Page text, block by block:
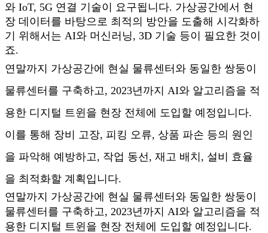
와 IoT, 5G 연결 기술이 요구됩니다. 가상공간에서 현
장 데이터를 바탕으로 최적의 방안을 도출해 시각화하
기 위해서는 AI와 머신러닝, 3D 기술 등이 필요한 것이
죠.
연말까지 가상공간에 현실 물류센터와 동일한 쌍둥이
물류센터를 구축하고, 2023년까지 AI와 알고리즘을 적
용한 디지털 트윈을 현장 전체에 도입할 예정입니다.
이를 통해 장비 고장, 피킹 오류, 상품 파손 등의 원인
을 파악해 예방하고, 작업 동선, 재고 배치, 설비 효율
을 최적화할 계획입니다.
연말까지 가상공간에 현실 물류센터와 동일한 쌍둥이
물류센터를 구축하고, 2023년까지 AI와 알고리즘을 적
용한 디지털 트윈을 현장 전체에 도입할 예정입니다.